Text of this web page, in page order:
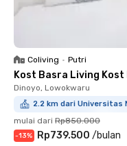
Coliving • Putri
Kost Basra Living
Dinoyo, Lowokwaru
2.2 km dari Universitas
mulai dari Rp850.000
-13% Rp739.500 /bulan